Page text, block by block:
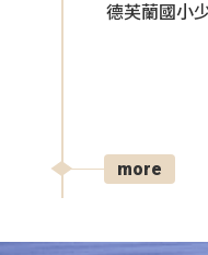
德芙蘭國小
more